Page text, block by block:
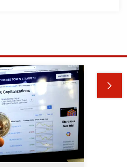
